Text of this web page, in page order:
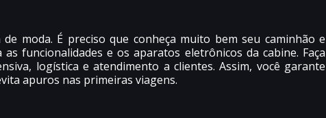
moda. É preciso que conheça muito bem seu caminhão e
funcionalidades e os aparatos eletrônicos da cabine. Faça
logística e atendimento a clientes. Assim, você garante
apuros nas primeiras viagens.